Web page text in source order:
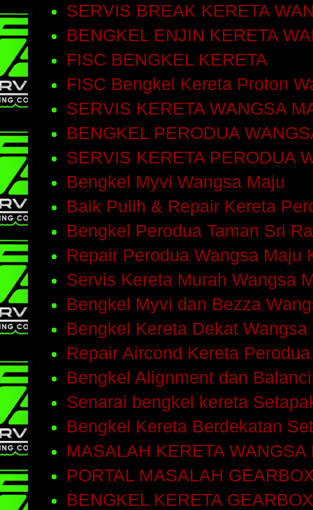
SERVIS BREAK KERETA
BENGKEL ENJIN KERETA
FISC BENGKEL KERETA
FISC Bengkel Kereta Proton
SERVIS KERETA WANGSA
BENGKEL PERODUA
SERVIS KERETA PERODUA
Bengkel Myvi Wangsa Maju
Baik Pulih & Repair Kereta
Bengkel Perodua Taman Sri
Repair Perodua Wangsa Maju
Servis Kereta Murah Wangsa
Bengkel Myvi dan Bezza
Bengkel Kereta Dekat Wangsa
Repair Aircond Kereta
Bengkel Alignment dan
Senarai bengkel kereta
Bengkel Kereta Berdekatan
MASALAH KERETA WANGSA
PORTAL MASALAH
BENGKEL KERETA